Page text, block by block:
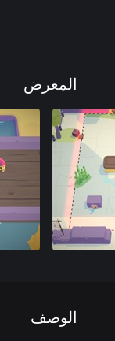
المعرض
الوصف